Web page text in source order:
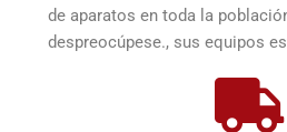
de aparatos en toda la
despreocúpese., sus equipos